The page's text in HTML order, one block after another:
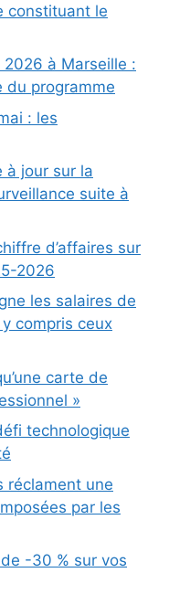
constituant le
à Marseille :
du programme
: les
à jour sur la
suite à
d’affaires sur
2026
les salaires de
compris ceux
carte de
»
technologique
réclament une
par les
-30 % sur vos